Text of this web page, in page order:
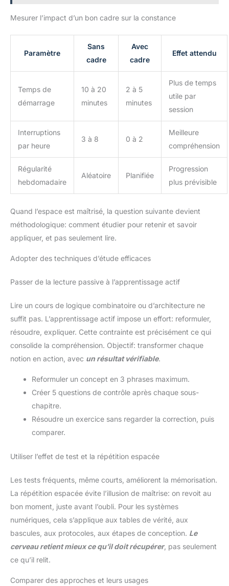
Mesurer l’impact d’un bon cadre sur la constance
Paramètre
Sans
cadre
Avec
cadre
Effet attendu
Temps de
démarrage
10 à 20
minutes
2 à 5
minutes
Plus de temps
utile par
session
Interruptions
par heure
3 à 8 0 à 2
Meilleure
compréhension
Régularité
hebdomadaire
Aléatoire Planifiée
Progression
plus prévisible
Quand l’espace est maîtrisé, la question suivante devient
méthodologique: comment étudier pour retenir et savoir
appliquer, et pas seulement lire.
Adopter des techniques d’étude efficaces
Passer de la lecture passive à l’apprentissage actif
Lire un cours de logique combinatoire ou d’architecture ne
suffit pas. L’apprentissage actif impose un effort: reformuler,
résoudre, expliquer. Cette contrainte est précisément ce qui
consolide la compréhension. Objectif: transformer chaque
notion en action, avec un résultat vérifiable.
Reformuler un concept en 3 phrases maximum.
Créer 5 questions de contrôle après chaque sous-
chapitre.
Résoudre un exercice sans regarder la correction, puis
comparer.
Utiliser l’effet de test et la répétition espacée
Les tests fréquents, même courts, améliorent la mémorisation.
La répétition espacée évite l’illusion de maîtrise: on revoit au
bon moment, juste avant l’oubli. Pour les systèmes
numériques, cela s’applique aux tables de vérité, aux
bascules, aux protocoles, aux étapes de conception. Le
cerveau retient mieux ce qu’il doit récupérer, pas seulement
ce qu’il relit.
Comparer des approches et leurs usages